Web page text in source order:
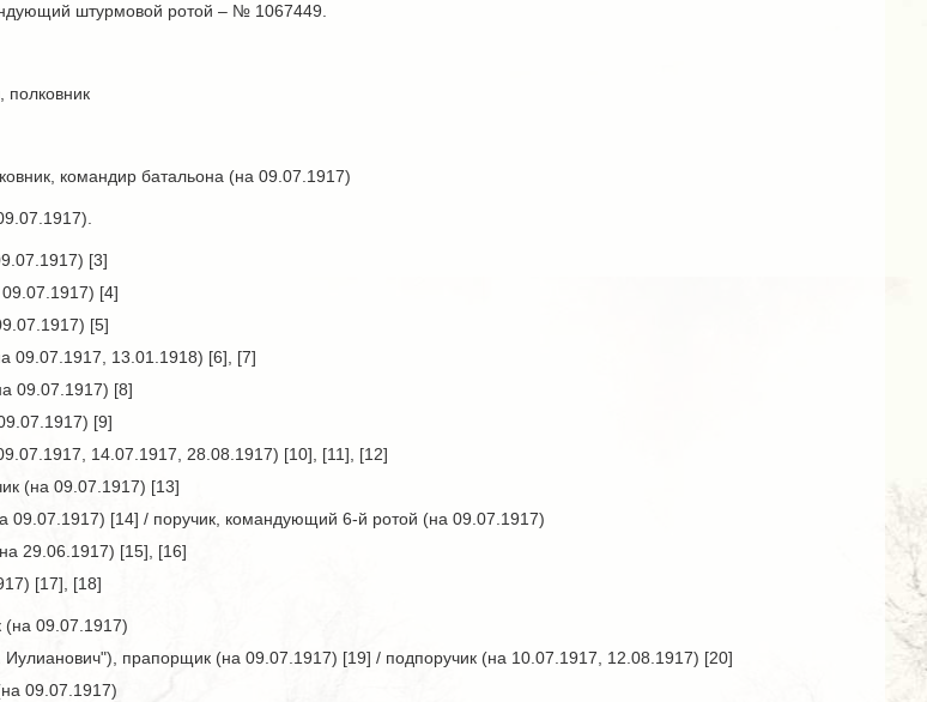
штурмовой ротой – № 1067449.
полковник
командир батальона (на 09.07.1917)
[3]
[4]
[5]
09.07.1917, 13.01.1918) [6], [7]
09.07.1917) [8]
[9]
14.07.1917, 28.08.1917) [10], [11], [12]
(на 09.07.1917) [13]
09.07.1917) [14] / поручик, командующий 6-й ротой (на 09.07.1917)
29.06.1917) [15], [16]
[17], [18]
(на 09.07.1917)
прапорщик (на 09.07.1917) [19] / подпоручик (на 10.07.1917, 12.08.1917) [20]
09.07.1917)